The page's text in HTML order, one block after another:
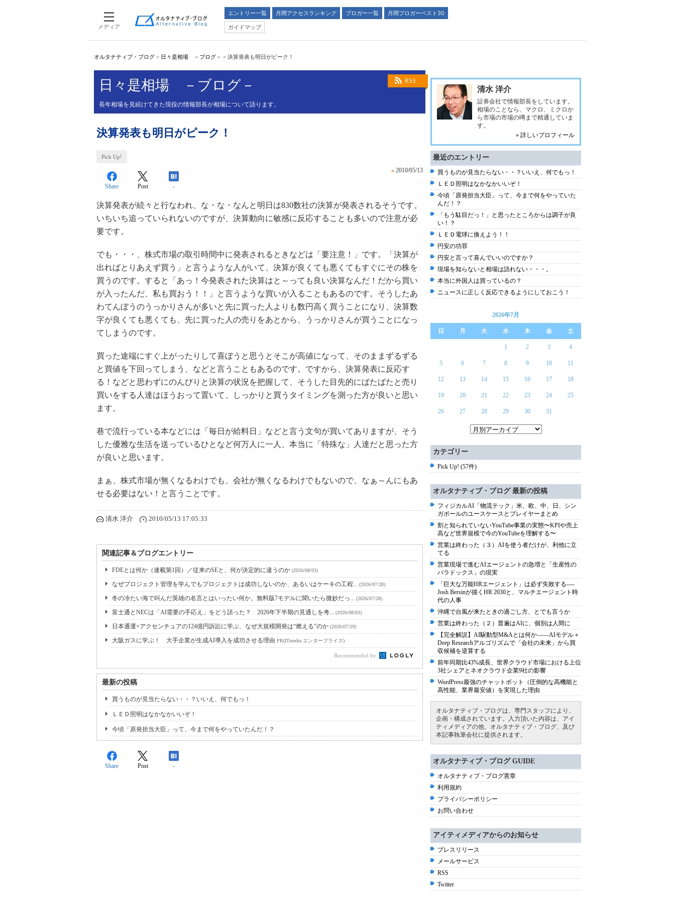
メディア
エントリー一覧 月間アクセスランキング ブロガー一覧
月間ブロガーベスト30
ガイドマップ
オルタナティブ・ブログ > 日々是相場 －ブログ－ > 決算発表も明日がピーク！
RSS
日々是相場 －ブログ－
長年相場を見続けてきた現役の情報部長が相場について語ります。
決算発表も明日がピーク！
Pick Up!
» 2010/05/13
Share Post -
決算発表が続々と行なわれ、な・な・なんと明日は830数社の決算が発表されるそうです。
いちいち追っていられないのですが、決算動向に敏感に反応することも多いので注意が必
要です。
でも・・・、株式市場の取引時間中に発表されるときなどは「要注意！」です。「決算が
出ればとりあえず買う」と言うような人がいて、決算が良くても悪くてもすぐにその株を
買うのです。すると「あっ！今発表された決算はと～っても良い決算なんだ！だから買い
が入ったんだ、私も買おう！！」と言うような買いが入ることもあるのです。そうしたあ
わてんぼうのうっかりさんが多いと先に買った人よりも数円高く買うことになり、決算数
字が良くても悪くても、先に買った人の売りをあとから、うっかりさんが買うことになっ
てしまうのです。
買った途端にすぐ上がったりして喜ぼうと思うとそこが高値になって、そのままずるずる
と買値を下回ってしまう、などと言うこともあるのです。ですから、決算発表に反応す
る！などと思わずにのんびりと決算の状況を把握して、そうした目先的にばたばたと売り
買いをする人達はほうおって置いて、しっかりと買うタイミングを測った方が良いと思い
ます。
巷で流行っている本などには「毎日が給料日」などと言う文句が買いてありますが、そう
した優雅な生活を送っているひとなど何万人に一人、本当に「特殊な」人達だと思った方
が良いと思います。
まぁ、株式市場が無くなるわけでも、会社が無くなるわけでもないので、なぁ～んにもあ
せる必要はない！と言うことです。
清水 洋介 2010/05/13 17:05:33
関連記事＆ブログエントリー
FDEとは何か（連載第1回）／従来のSEと、何が決定的に違うのか (2026/08/03)
なぜプロジェクト管理を学んでもプロジェクトは成功しないのか、あるいはケーキの工程... (2026/07/28)
冬の冷たい海で叫んだ英雄の名言とはいったい何か。無料版7モデルに聞いたら微妙だっ... (2026/07/28)
富士通とNECは「AI需要の手応え」をどう語った？ 2026年下半期の見通しを考... (2026/08/03)
日本通運×アクセンチュアの124億円訴訟に学ぶ、なぜ大規模開発は“燃える”のか (2026/07/29)
大阪ガスに学ぶ！ 大手企業が生成AI導入を成功させる理由 PR(ITmedia エンタープライズ)
Recommended by
最新の投稿
買うものが見当たらない・・？いいえ、何でもっ！
ＬＥＤ照明はなかなかいいぞ！
今頃「原発担当大臣」って、今まで何をやっていたんだ！？
Share Post -
清水 洋介
証券会社で情報部長をしています。
相場のことなら、マクロ、ミクロか
ら市場の市場の噂まで精通していま
す。
» 詳しいプロフィール
最近のエントリー
買うものが見当たらない・・？いいえ、何でもっ！
ＬＥＤ照明はなかなかいいぞ！
今頃「原発担当大臣」って、今まで何をやっていた
んだ！？
「もう駄目だっ！」と思ったところからは調子が良
い！？
ＬＥＤ電球に換えよう！！
円安の功罪
円安と言って喜んでいいのですか？
現場を知らないと相場は語れない・・・。
本当に外国人は買っているの？
ニュースに正しく反応できるようにしておこう！
2026年7月
日 月 火 水 木 金 土
1 2 3 4
5 6 7 8 9 10 11
12 13 14 15 16 17 18
19 20 21 22 23 24 25
26 27 28 29 30 31
カテゴリー
Pick Up! (57件)
オルタナティブ・ブログ 最新の投稿
フィジカルAI「物流テック」米、欧、中、日、シン
ガポールのユースケースとプレイヤーまとめ
割と知られていないYouTube事業の実態〜KPIや売上
高など世界規模で今のYouTubeを理解する〜
営業は終わった（３）AIを使う者だけが、利他に立
てる
営業現場で進むAIエージェントの急増と「生産性の
パラドックス」の現実
「巨大な万能HRエージェント」は必ず失敗する----
Josh Bersinが描くHR 2030と、マルチエージェント時
代の人事
沖縄で台風が来たときの過ごし方、とでも言うか
営業は終わった（２）普遍はAIに、個別は人間に
【完全解説】AI駆動型M&Aとは何か――AIモデル＋
Deep Researchアルゴリズムで「会社の未来」から買
収候補を逆算する
前年同期比43%成長、世界クラウド市場における上位
3社シェアとネオクラウド企業9社の影響
WordPress最強のチャットボット（圧倒的な高機能と
高性能、業界最安値）を実現した理由
オルタナティブ・ブログは、専門スタッフにより、
企画・構成されています。入力頂いた内容は、アイ
ティメディアの他、オルタナティブ・ブログ、及び
本記事執筆会社に提供されます。
オルタナティブ・ブログ GUIDE
オルタナティブ・ブログ憲章
利用規約
プライバシーポリシー
お問い合わせ
アイティメディアからのお知らせ
プレスリリース
メールサービス
RSS
Twitter